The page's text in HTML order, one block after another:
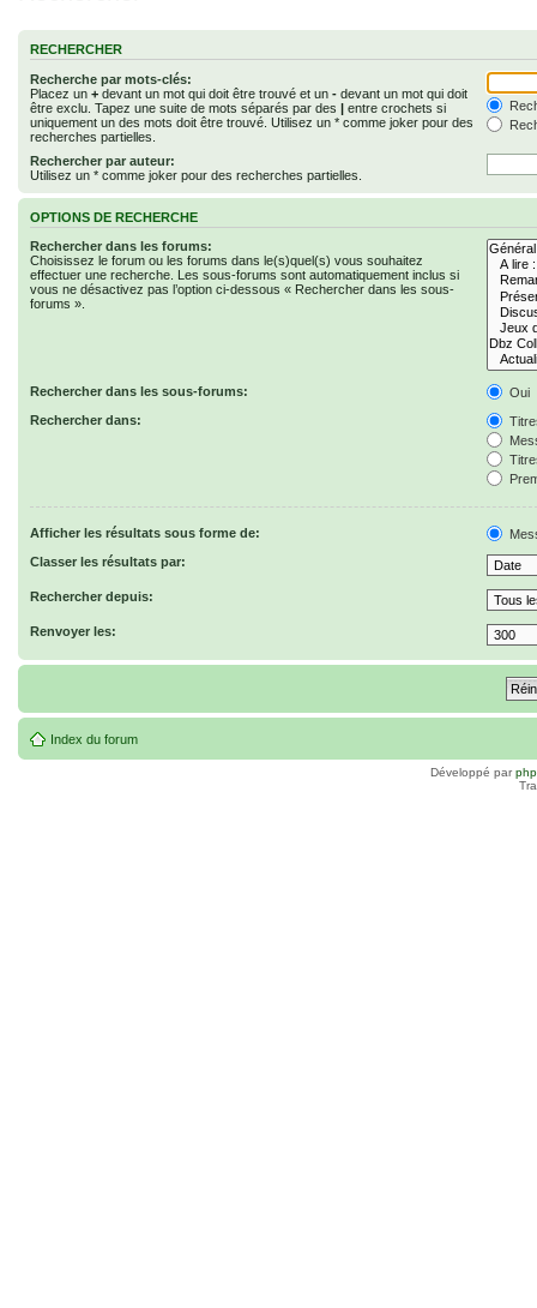
RECHERCHER
Recherche par mots-clés:
Placez un + devant un mot qui doit être trouvé et un - devant un mot qui doit
être exclu. Tapez une suite de mots séparés par des | entre crochets si
uniquement un des mots doit être trouvé. Utilisez un * comme joker pour des
recherches partielles.
Rechercher par auteur:
Utilisez un * comme joker pour des recherches partielles.
OPTIONS DE RECHERCHE
Rechercher dans les forums:
Choisissez le forum ou les forums dans le(s)quel(s) vous souhaitez
effectuer une recherche. Les sous-forums sont automatiquement inclus si
vous ne désactivez pas l’option ci-dessous « Rechercher dans les sous-
forums ».
Rechercher dans les sous-forums:
Oui
Rechercher dans:
Afficher les résultats sous forme de:
Classer les résultats par:
Rechercher depuis:
Renvoyer les:
Index du forum
Développé par